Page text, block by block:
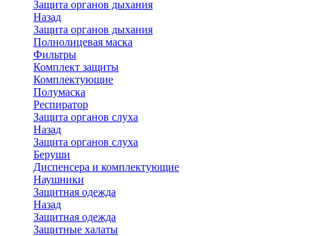
Защита органов дыхания
Назад
Защита органов дыхания
Полнолицевая маска
Фильтры
Комплект защиты
Комплектующие
Полумаска
Респиратор
Защита органов слуха
Назад
Защита органов слуха
Беруши
Диспенсера и комплектующие
Наушники
Защитная одежда
Назад
Защитная одежда
Защитные халаты